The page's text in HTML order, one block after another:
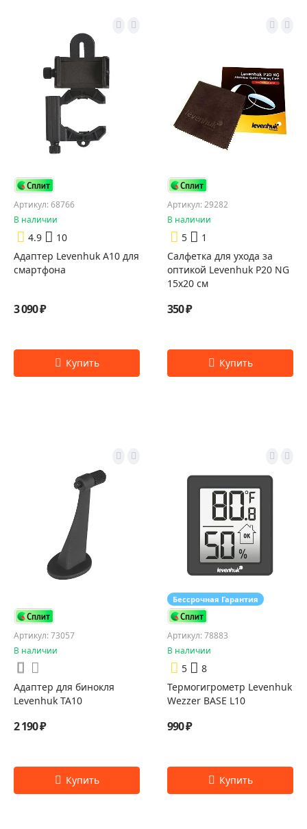
Артикул: 68766
В наличии
4.9
10
Адаптер Levenhuk A10 для
смартфона
3 090 ₽
Артикул: 29282
В наличии
5
1
Салфетка для ухода за
оптикой Levenhuk P20 NG
15x20 см
350 ₽
Артикул: 73057
В наличии
Адаптер для бинокля
Levenhuk TA10
2 190 ₽
Бессрочная Гарантия
Артикул: 78883
В наличии
5
8
Термогигрометр Levenhuk
Wezzer BASE L10
990 ₽